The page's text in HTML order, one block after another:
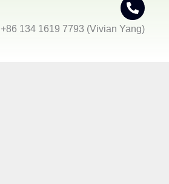
+86 134 1619 7793 (Vivian Yang)